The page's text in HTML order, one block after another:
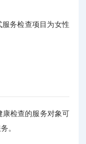
务检查项目为女性
检查的服务对象可
。